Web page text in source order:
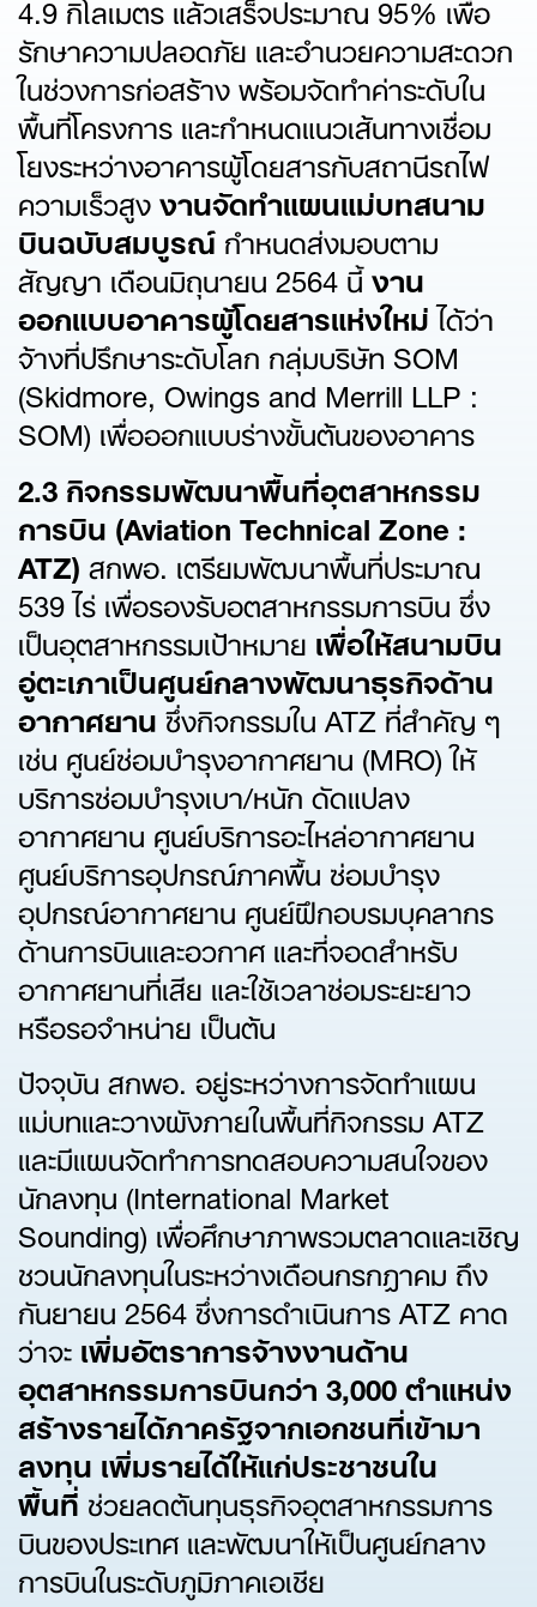
รักษาความปลอดภัย และอำนวยความสะดวก
ในช่วงการก่อสร้าง พร้อมจัดทำค่าระดับใน
พื้นที่โครงการ และกำหนดแนวเส้นทางเชื่อม
โยงระหว่างอาคารผู้โดยสารกับสถานีรถไฟ
ความเร็วสูงงานจัดทำแผนแม่บทสนาม
บินฉบับสมบูรณ์กำหนดส่งมอบตาม
สัญญา เดือนมิถุนายน 2564 นี้งาน
ออกแบบอาคารผู้โดยสารแห่งใหม่ได้ว่า
จ้างที่ปรึกษาระดับโลก กลุ่มบริษัท SOM
(Skidmore, Owings and Merrill LLP :
SOM) เพื่อออกแบบร่างขั้นต้นของอาคาร
2.3 กิจกรรมพัฒนาพื้นที่อุตสาหกรรม
การบิน (Aviation Technical Zone :
ATZ)สกพอ. เตรียมพัฒนาพื้นที่ประมาณ
539 ไร่ เพื่อรองรับอตสาหกรรมการบิน ซึ่ง
เป็นอุตสาหกรรมเป้าหมาย เพื่อให้สนามบิน
อู่ตะเภาเป็นศูนย์กลางพัฒนาธุรกิจด้าน
อากาศยานซึ่งกิจกรรมใน ATZ ที่สำคัญ ๆ
เช่น ศูนย์ซ่อมบำรุงอากาศยาน (MRO) ให้
บริการซ่อมบำรุงเบา/หนัก ดัดแปลง
อากาศยาน ศูนย์บริการอะไหล่อากาศยาน
ศูนย์บริการอุปกรณ์ภาคพื้น ซ่อมบำรุง
อุปกรณ์อากาศยาน ศูนย์ฝึกอบรมบุคลากร
ด้านการบินและอวกาศ และที่จอดสำหรับ
อากาศยานที่เสีย และใช้เวลาซ่อมระยะยาว
หรือรอจำหน่าย เป็นต้น
ปัจจุบัน สกพอ. อยู่ระหว่างการจัดทำแผน
แม่บทและวางผังภายในพื้นที่กิจกรรม ATZ
และมีแผนจัดทำการทดสอบความสนใจของ
นักลงทุน (International Market
Sounding) เพื่อศึกษาภาพรวมตลาดและเชิญ
ชวนนักลงทุนในระหว่างเดือนกรกฎาคม ถึง
กันยายน 2564 ซึ่งการดำเนินการ ATZ คาด
ว่าจะเพิ่มอัตราการจ้างงานด้าน
อุตสาหกรรมการบินกว่า 3,000 ตำแหน่ง
สร้างรายได้ภาครัฐจากเอกชนที่เข้ามา
ลงทุน เพิ่มรายได้ให้แก่ประชาชนใน
พื้นที่ ช่วยลดต้นทุนธุรกิจอุตสาหกรรมการ
บินของประเทศ และพัฒนาให้เป็นศูนย์กลาง
การบินในระดับภูมิภาคเอเชีย